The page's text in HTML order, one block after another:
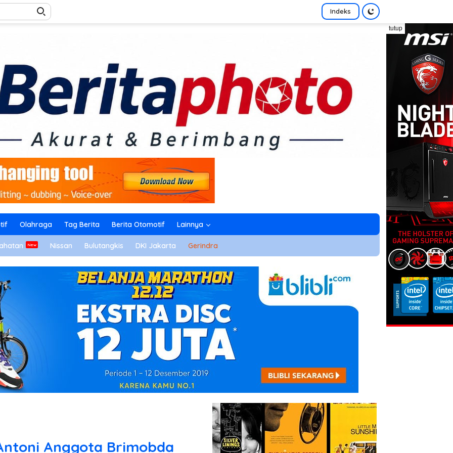
Indeks
tutup
Olahraga Tag Berita Berita Otomotif Lainnya
Nissan Bulutangkis DKI Jakarta Gerindra
Anggota Brimobda